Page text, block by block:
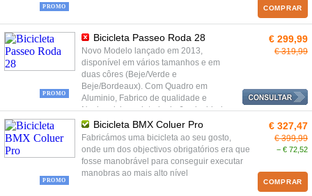
PROMO COMPRAR
PROMO
Bicicleta Passeo Roda 28
Novo Modelo lançado em 2013,
disponível em vários tamanhos e em
duas côres (Beje/Verde e
Beje/Bordeaux). Com Quadro em
Aluminio, Fabrico de qualidade e
Nacional, bem dotada de 6 velocidades
Shimano, Suspensão no selim, Selim
Plush confortável, Suspensão frontal,
Para-lamas, Cesto na frente e muito
estilo é uma opção perfeita para os seus
passeios curtos, confortáveis e uma
€ 299,99
€ 319,99
PROMO
Bicicleta BMX Coluer Pro
Fabricámos uma bicicleta ao seu gosto,
onde um dos objectivos obrigatórios era que
fosse manobrável para conseguir executar
manobras ao mais alto nível
€ 327,47
€ 399,99
− € 72,52
COMPRAR